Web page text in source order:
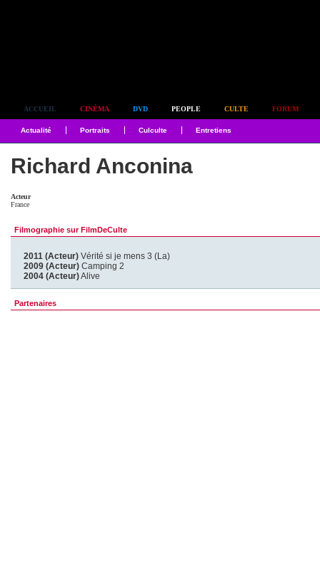
ACCUEIL CINÉMA DVD PEOPLE CULTE FORUM
Actualité Portraits Culculte Entretiens
Richard Anconina
Acteur
France
Filmographie sur FilmDeCulte
2011 (Acteur) Vérité si je mens 3 (La)
2009 (Acteur) Camping 2
2004 (Acteur)Alive
Partenaires